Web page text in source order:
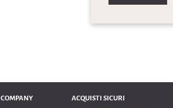
COMPANY ACQUISTI SICURI